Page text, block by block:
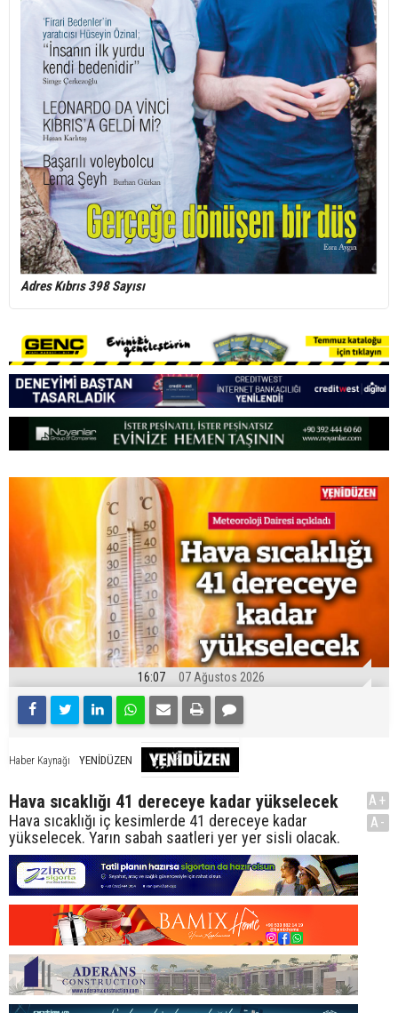
Adres Kıbrıs 398 Sayısı
16:07 07 Ağustos 2026
Haber Kaynağı YENİDÜZEN
Hava sıcaklığı 41 dereceye kadar yükselecek
Hava sıcaklığı iç kesimlerde 41 dereceye kadar
yükselecek. Yarın sabah saatleri yer yer sisli olacak.
A+
A-